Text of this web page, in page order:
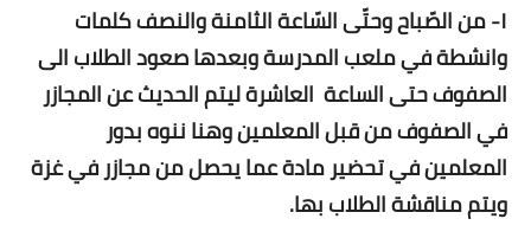
١- من الصّباح وحتّى السّاعة الثامنة والنصف كلمات
وانشطة في ملعب المدرسة وبعدها صعود الطلاب الى
الصفوف حتى الساعة العاشرة ليتم الحديث عن المجازر
في الصفوف من قبل المعلمين وهنا ننوه بدور
المعلمين في تحضير مادة عما يحصل من مجازر في غزة
ويتم مناقشة الطلاب بها.